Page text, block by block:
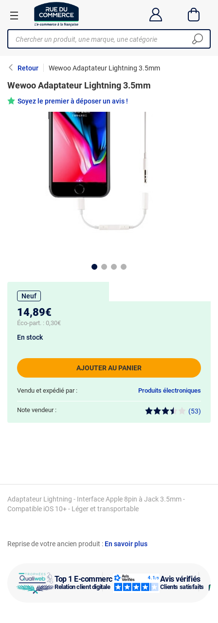
Retour Wewoo Adaptateur Lightning 3.5mm
Top 1 E-commerce
Relation client digitale
Avis vérifiés
Clients satisfaits
Reprise de votre ancien produit : En savoir plus
Wewoo Adaptateur Lightning 3.5mm
Soyez le premier à déposer un avis !
Adaptateur Lightning - Interface Apple 8pin à Jack 3.5mm -
Compatible iOS 10+ - Léger et transportable
Neuf
14,89€
Éco-part. : 0,30€
AJOUTER AU PANIER
En stock
Vendu et expédié par : Produits électroniques
Note vendeur : (53)